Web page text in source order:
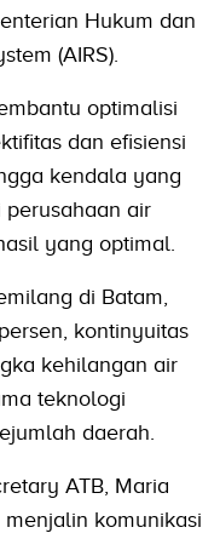
Hukum dan
(AIRS).
optimalisi
dan efisiensi
kendala yang
air
yang optimal.
di Batam,
kontinyuitas
kehilangan air
teknologi
daerah.
ATB, Maria
komunikasi